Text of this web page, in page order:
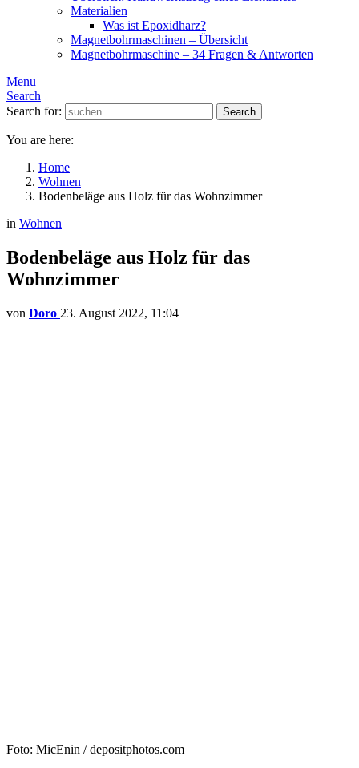
Materialien
Was ist Epoxidharz?
Magnetbohrmaschinen – Übersicht
Magnetbohrmaschine – 34 Fragen & Antworten
Menu
Search
Search for:
Search
You are here:
Home
Wohnen
Bodenbeläge aus Holz für das Wohnzimmer
in Wohnen
Bodenbeläge aus Holz für das
Wohnzimmer
von Doro 23. August 2022, 11:04
Foto: MicEnin / depositphotos.com